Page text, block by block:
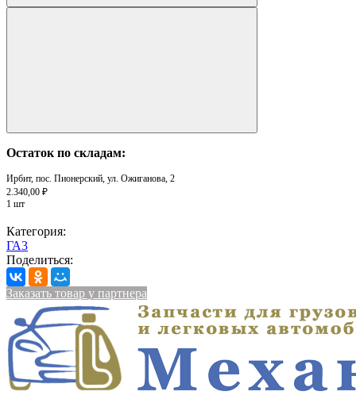
Остаток по складам:
Ирбит, пос. Пионерский, ул. Ожиганова, 2
2.340,00 ₽
1 шт
Категория:
ГА3
Поделиться:
Заказать товар у партнера